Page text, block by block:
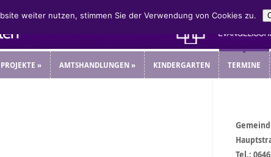
PROJEKTE » AMTSHANDLUNGEN» KINDERGARTEN TERMINE
Tel.:
weiter nutzen, stimmen Sie der Verwendung von Cookies zu.